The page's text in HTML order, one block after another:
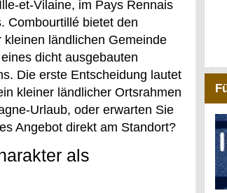
et-Vilaine, im Pays Rennais
Combourtillé bietet den
kleinen ländlichen Gemeinde
dicht ausgebauten
Die erste Entscheidung lautet
kleiner ländlicher Ortsrahmen
Urlaub, oder erwarten Sie
Angebot direkt am Standort?
als